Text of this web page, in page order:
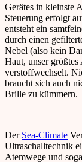
Gerätes in kleinste
Steuerung erfolgt
entsteht ein
durch einen
Nebel (also kein
Haut, unser
verstoffwechselt.
braucht sich auch
Brille zu kümmern.
Der Sea-Climate
Ultraschalltechnik
Atemwege und